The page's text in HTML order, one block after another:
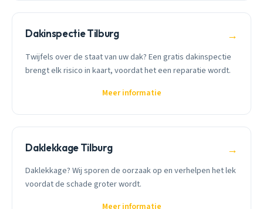
Dakinspectie Tilburg →
Twijfels over de staat van uw dak? Een gratis dakinspectie
brengt elk risico in kaart, voordat het een reparatie wordt.
Meer informatie
Daklekkage Tilburg →
Daklekkage? Wij sporen de oorzaak op en verhelpen het lek
voordat de schade groter wordt.